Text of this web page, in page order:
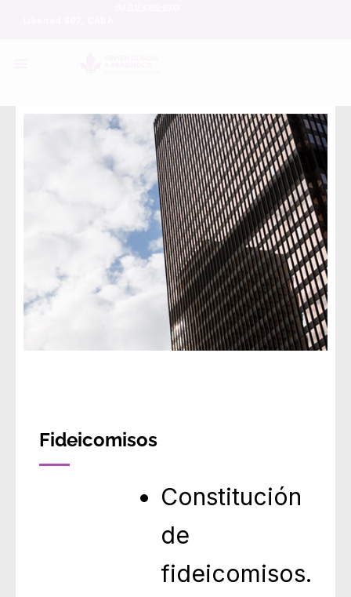
Fideicomisos
Constitución
de
fideicomisos.